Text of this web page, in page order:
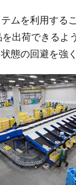
ムを利用する
出荷できるよ
態の回避を強